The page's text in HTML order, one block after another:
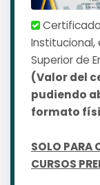
Institucional,
Superior de
(Valor del
pudiendo
formato
SOLO PARA
CURSOS